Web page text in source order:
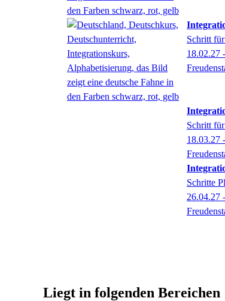
Schritt
18.02.27
Schritt
18.03.27
Schritte
26.04.27
Liegt in folgenden Bereichen